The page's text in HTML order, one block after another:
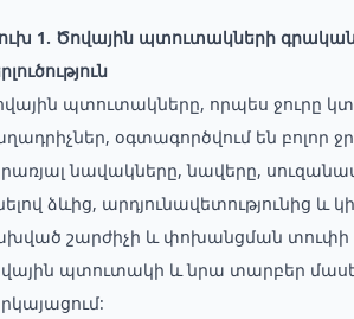
1. Ծովային պտուտակների
պտուտակները, որպես ջուրը
օգտագործվում են բոլոր
նավակները, նավերը,
ձևից, արդյունավետությունից և
շարժիչի և փոխանցման տուփի
պտուտակի և նրա տարբեր